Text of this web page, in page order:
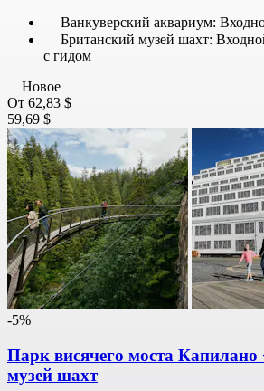
Ванкуверский аквариум:
Британский музей шахт:
с гидом
Новое
От 62,83 $
59,69 $
-5%
Парк висячего моста
музей шахт